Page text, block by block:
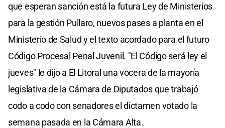
que esperan sanción está la futura Ley de Ministerios
para la gestión Pullaro, nuevos pases a planta en el
Ministerio de Salud y el texto acordado para el futuro
Código Procesal Penal Juvenil. "El Código será ley el
jueves" le dijo a El Litoral una vocera de la mayoría
legislativa de la Cámara de Diputados que trabajó
codo a codo con senadores el dictamen votado la
semana pasada en la Cámara Alta.